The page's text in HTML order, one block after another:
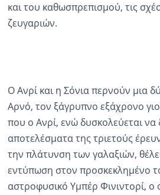
και του καθωσπρεπισμού, τις
ζευγαριών.
Ο Ανρί και η Σόνια περνούν μια
Αρνό, τον ξάγρυπνο εξάχρονο
που ο Ανρί, ενώ δυσκολεύεται να
αποτελέσματα της τριετούς
την πλάτυνση των γαλαξιών,
εντύπωση στον προσκεκλημένο
αστροφυσικό Υμπέρ Φινιντορί, ο